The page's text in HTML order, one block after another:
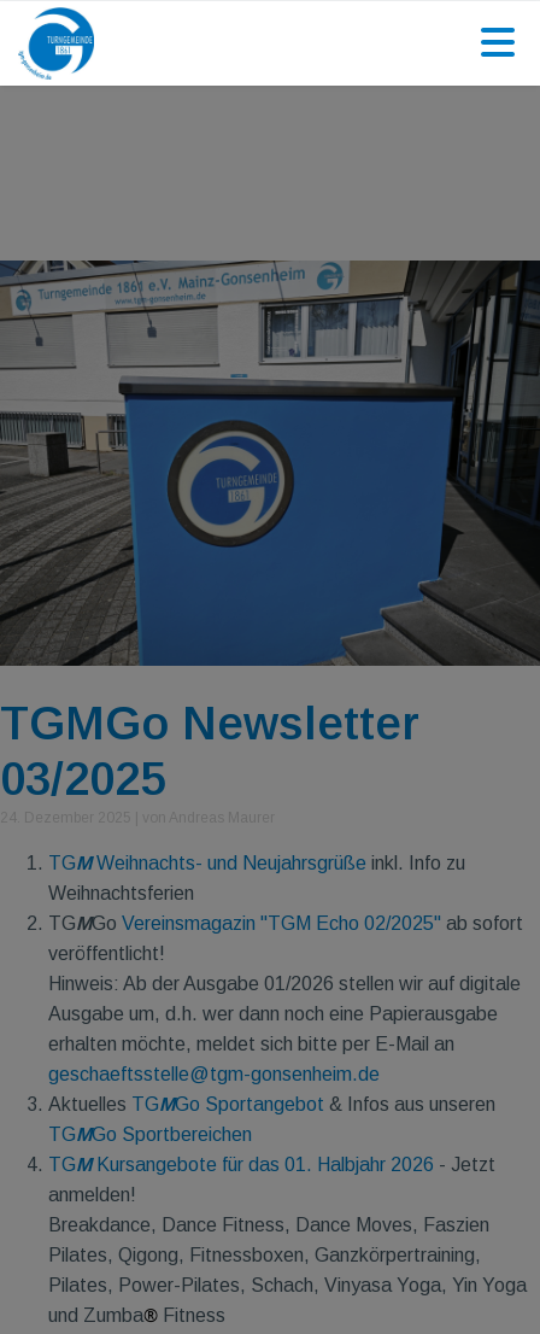
TGMGo Newsletter
03/2025
TGMWeihnachts- und Neujahrsgrüße inkl. Info zu
Weihnachtsferien
TGMGo Vereinsmagazin "TGM Echo 02/2025" ab sofort
veröffentlicht!
Hinweis: Ab der Ausgabe 01/2026 stellen wir auf digitale
Ausgabe um, d.h. wer dann noch eine Papierausgabe
erhalten möchte, meldet sich bitte per E-Mail an
geschaeftsstelle@tgm-gonsenheim.de
Aktuelles TGMGo Sportangebot & Infos aus unseren
TGMGo Sportbereichen
TGMKursangebote für das 01. Halbjahr 2026 - Jetzt
anmelden!
Breakdance, Dance Fitness, Dance Moves, Faszien
Pilates, Qigong, Fitnessboxen, Ganzkörpertraining,
Pilates, Power-Pilates, Schach, Vinyasa Yoga, Yin Yoga
und Zumba® Fitness